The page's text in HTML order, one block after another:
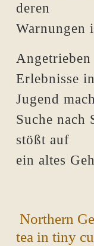
deren
Warnungen
Erlebnisse
Jugend
Suche nach
stößt auf
ein altes
Northern
tea in tiny